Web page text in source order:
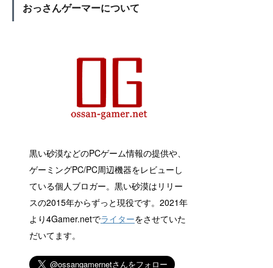
おっさんゲーマーについて
黒い砂漠などのPCゲーム情報の提供や、
ゲーミングPC/PC周辺機器をレビューし
ている個人ブロガー。黒い砂漠はリリー
スの2015年からずっと現役です。2021年
より4Gamer.netでライターをさせていた
だいてます。